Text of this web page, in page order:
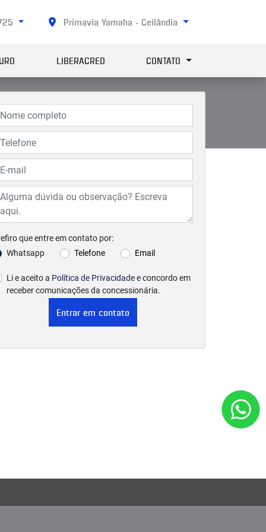
Primavia Yamaha - Ceilândia
LIBERACRED CONTATO
que entre em contato por:
Whatsapp
Telefone Email
Li e aceito a Política de Privacidadee concordo em
receber comunicações da concessionária.
Entrar em contato